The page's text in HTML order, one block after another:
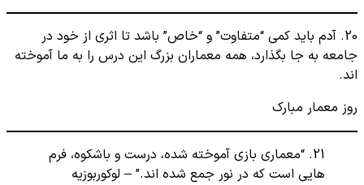
20. آدم باید کمی “متفاوت” و “خاص” باشد تا اثری از خود در
جامعه به جا بگذارد، همه معماران بزرگ این درس را به ما آموخته
اند.
روز معمار مبارک
21. “معماری بازی آموخته شده، درست و باشکوه، فرم
هایی است که در نور جمع شده اند.” – لوکوربوزیه